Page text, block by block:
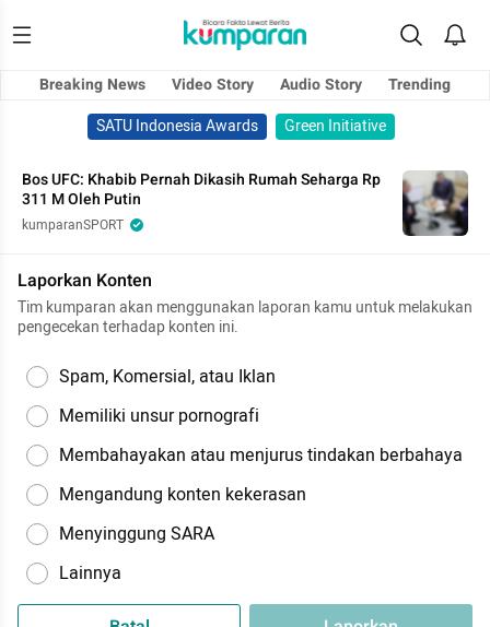
Breaking News Video Story Audio Story
Trending
SATU Indonesia Awards
Green Initiative
Bos UFC: Khabib Pernah Dikasih Rumah Seharga Rp
311 M Oleh Putin
kumparanSPORT
Laporkan Konten
Tim kumparan akan menggunakan laporan kamu untuk melakukan
pengecekan terhadap konten ini.
Spam, Komersial, atau Iklan
Memiliki unsur pornografi
Membahayakan atau menjurus tindakan berbahaya
Mengandung konten kekerasan
Menyinggung SARA
Lainnya